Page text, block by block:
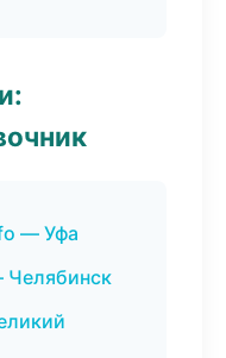
— Уфа
Челябинск